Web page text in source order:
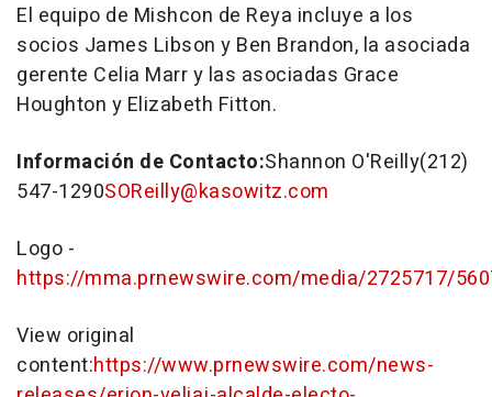
El equipo de Mishcon de Reya incluye a los
socios James Libson y Ben Brandon, la asociada
gerente Celia Marry las asociadas Grace
Houghton y Elizabeth Fitton.
Información de Contacto:Shannon O'Reilly(212)
547-1290SOReilly@kasowitz.com
Logo -
https://mma.prnewswire.com/media/2725717/
View original
content:https://www.prnewswire.com/news-